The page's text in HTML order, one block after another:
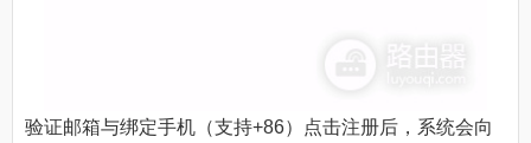
验证邮箱与绑定手机（支持+86）点击注册后，系统会向